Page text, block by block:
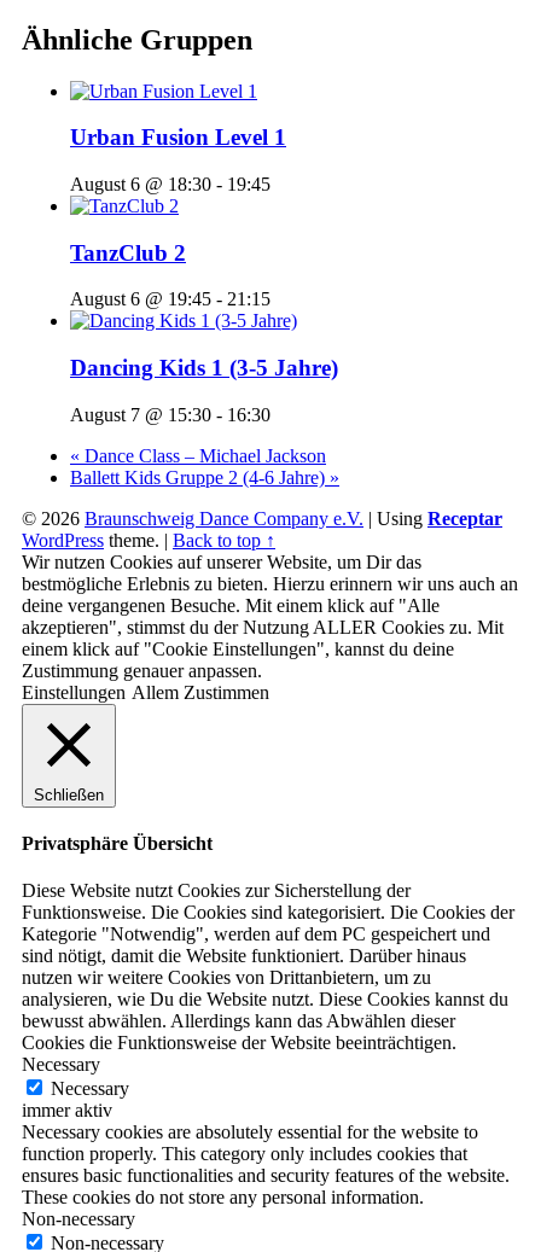
Ähnliche Gruppen
Urban Fusion Level 1
August 6 @ 18:30 - 19:45
TanzClub 2
August 6 @ 19:45 - 21:15
Dancing Kids 1 (3-5 Jahre)
August 7 @ 15:30 - 16:30
« Dance Class – Michael Jackson
Ballett Kids Gruppe 2 (4-6 Jahre) »
© 2026 Braunschweig Dance Company e.V. | Using Receptar
WordPress theme. | Back to top ↑
Wir nutzen Cookies auf unserer Website, um Dir das
bestmögliche Erlebnis zu bieten. Hierzu erinnern wir uns auch an
deine vergangenen Besuche. Mit einem klick auf "Alle
akzeptieren", stimmst du der Nutzung ALLER Cookies zu. Mit
einem klick auf "Cookie Einstellungen", kannst du deine
Zustimmung genauer anpassen.
Einstellungen Allem Zustimmen
Schließen
Privatsphäre Übersicht
Diese Website nutzt Cookies zur Sicherstellung der
Funktionsweise. Die Cookies sind kategorisiert. Die Cookies der
Kategorie "Notwendig", werden auf dem PC gespeichert und
sind nötigt, damit die Website funktioniert. Darüber hinaus
nutzen wir weitere Cookies von Drittanbietern, um zu
analysieren, wie Du die Website nutzt. Diese Cookies kannst du
bewusst abwählen. Allerdings kann das Abwählen dieser
Cookies die Funktionsweise der Website beeinträchtigen.
Necessary
Necessary
immer aktiv
Necessary cookies are absolutely essential for the website to
function properly. This category only includes cookies that
ensures basic functionalities and security features of the website.
These cookies do not store any personal information.
Non-necessary
Non-necessary